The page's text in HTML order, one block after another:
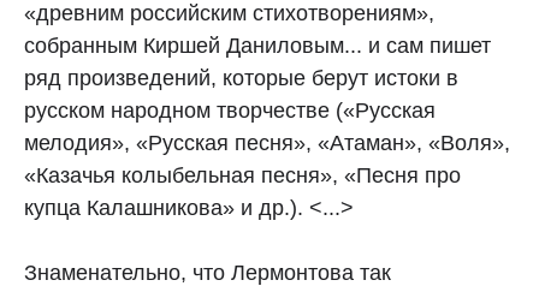
«древним российским стихотворениям»,
собранным Киршей Даниловым... и сам пишет
ряд произведений, которые берут истоки в
русском народном творчестве («Русская
мелодия», «Русская песня», «Атаман», «Воля»,
«Казачья колыбельная песня», «Песня про
купца Калашникова» и др.). <...>
Знаменательно, что Лермонтова так